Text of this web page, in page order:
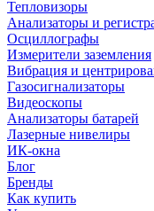
Тепловизоры
Анализаторы и
Осциллографы
Измерители заземления
Вибрация и
Газосигнализаторы
Видеоскопы
Анализаторы батарей
Лазерные нивелиры
ИК-окна
Блог
Бренды
Как купить